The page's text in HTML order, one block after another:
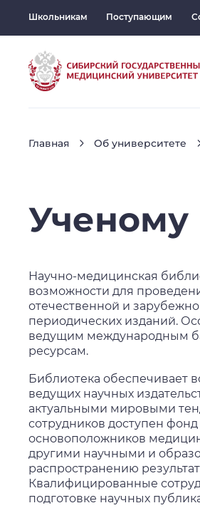
Школьникам Поступающим
Главная Об университете
Ученому
Научно-медицинская
возможности для
отечественной и
периодических изданий.
ведущим международным
ресурсам.
Библиотека обеспечивает
ведущих научных
актуальными мировыми
сотрудников доступен
основоположников
другими научными и
распространению
Квалифицированные
подготовке научных